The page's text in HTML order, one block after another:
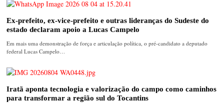
Ex-prefeito, ex-vice-prefeito e outras lideranças do Sudeste do
estado declaram apoio a Lucas Campelo
Em mais uma demonstração de força e articulação política, o pré-candidato a deputado
federal Lucas Campelo…
Iratã aponta tecnologia e valorização do campo como caminhos
para transformar a região sul do Tocantins